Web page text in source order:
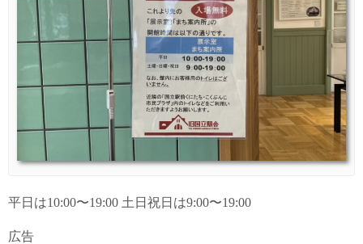
平日は10:00〜19:00 土日祝日は9:00〜19:00
広告